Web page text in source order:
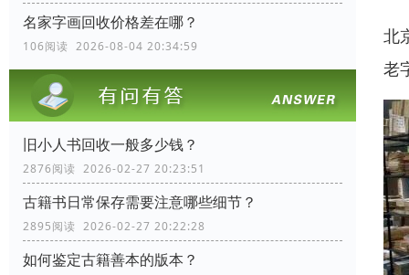
名家字画回收价格差在哪？
106阅读 2026-08-04 20:34:59
旧小人书回收一般多少钱？
2876阅读 2026-02-27 20:23:51
古籍书日常保存需要注意哪些细节？
2895阅读 2026-02-27 20:22:28
如何鉴定古籍善本的版本？
北
老